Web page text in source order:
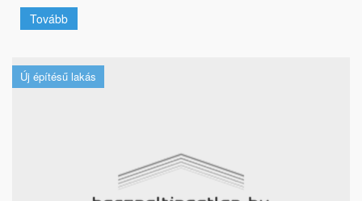
Tovább
Új építésű lakás